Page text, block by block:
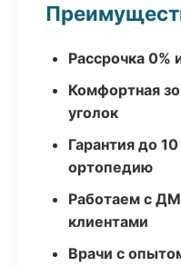
Рассрочка 0%
Комфортная
уголок
Гарантия до
ортопедию
Работаем с
клиентами
Врачи с